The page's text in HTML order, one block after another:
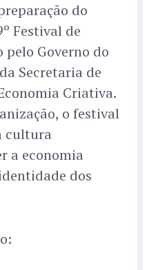
do
Festival de
Governo do
Secretaria de
Criativa.
o festival
cultura
a economia
dos